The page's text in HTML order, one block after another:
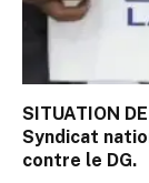
SITUATION
Syndicat
contre le DG.